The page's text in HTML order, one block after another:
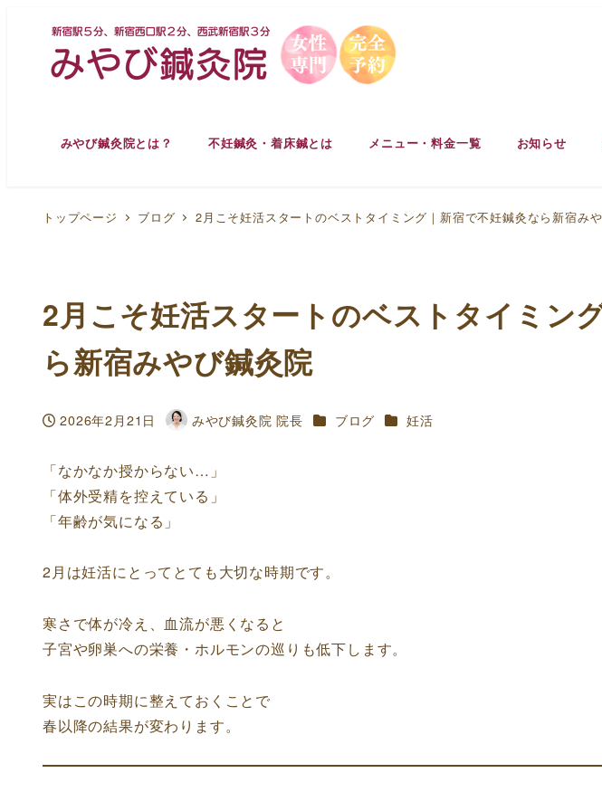
みやび鍼灸院とは？ 不妊鍼灸・着床鍼とは メニュー・料金一覧 お知らせ
トップページ ブログ 2月こそ妊活スタートのベストタイミング｜新宿で不妊鍼灸なら新宿み
2月こそ妊活スタートのベストタイミン
ら新宿みやび鍼灸院
投稿日
2026年2月21日
著
みやび鍼灸院 院長 カテゴリー
ブログ カテゴリー
妊活
「なかなか授からない…」
「体外受精を控えている」
「年齢が気になる」
2月は妊活にとってとても大切な時期です。
寒さで体が冷え、血流が悪くなると
子宮や卵巣への栄養・ホルモンの巡りも低下します。
実はこの時期に整えておくことで
春以降の結果が変わります。